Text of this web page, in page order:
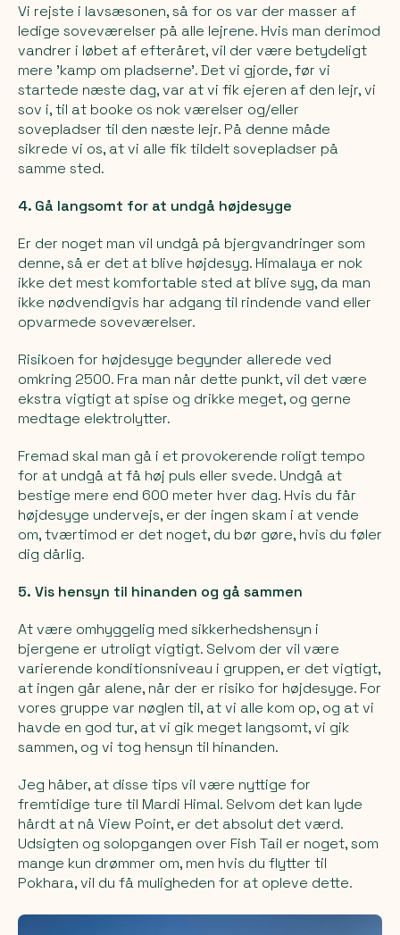
Vi rejste i lavsæsonen, så for os var der masser af
ledige soveværelser på alle lejrene. Hvis man derimod
vandrer i løbet af efteråret, vil der være betydeligt
mere 'kamp om pladserne'. Det vi gjorde, før vi
startede næste dag, var at vi fik ejeren af den lejr, vi
sov i, til at booke os nok værelser og/eller
sovepladser til den næste lejr. På denne måde
sikrede vi os, at vi alle fik tildelt sovepladser på
samme sted.
4. Gå langsomt for at undgå højdesyge
Er der noget man vil undgå på bjergvandringer som
denne, så er det at blive højdesyg. Himalaya er nok
ikke det mest komfortable sted at blive syg, da man
ikke nødvendigvis har adgang til rindende vand eller
opvarmede soveværelser.
Risikoen for højdesyge begynder allerede ved
omkring 2500. Fra man når dette punkt, vil det være
ekstra vigtigt at spise og drikke meget, og gerne
medtage elektrolytter.
Fremad skal man gå i et provokerende roligt tempo
for at undgå at få høj puls eller svede. Undgå at
bestige mere end 600 meter hver dag. Hvis du får
højdesyge undervejs, er der ingen skam i at vende
om, tværtimod er det noget, du bør gøre, hvis du føler
dig dårlig.
5. Vis hensyn til hinanden og gå sammen
At være omhyggelig med sikkerhedshensyn i
bjergene er utroligt vigtigt. Selvom der vil være
varierende konditionsniveau i gruppen, er det vigtigt,
at ingen går alene, når der er risiko for højdesyge. For
vores gruppe var nøglen til, at vi alle kom op, og at vi
havde en god tur, at vi gik meget langsomt, vi gik
sammen, og vi tog hensyn til hinanden.
Jeg håber, at disse tips vil være nyttige for
fremtidige ture til Mardi Himal. Selvom det kan lyde
hårdt at nå View Point, er det absolut det værd.
Udsigten og solopgangen over Fish Tail er noget, som
mange kun drømmer om, men hvis du flytter til
Pokhara, vil du få muligheden for at opleve dette.